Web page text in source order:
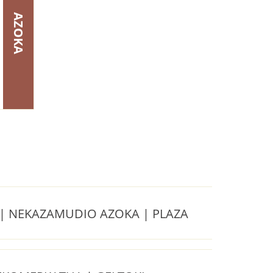
AZOKA
NEKAZAMUDIO AZOKA | PLAZA